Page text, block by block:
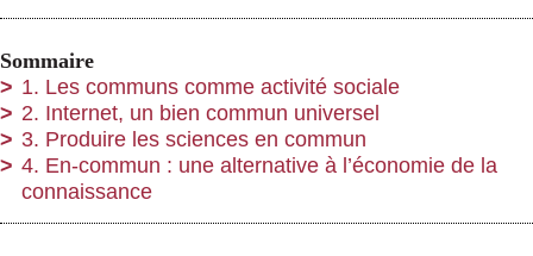
Sommaire
1. Les communs comme activité sociale
2. Internet, un bien commun universel
3. Produire les sciences en commun
4. En-commun : une alternative à l’économie de la
connaissance